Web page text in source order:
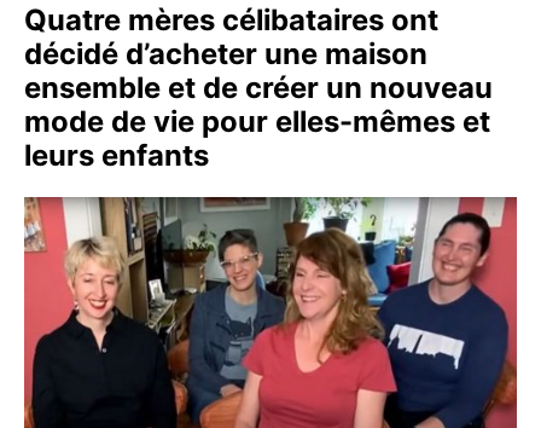
Quatre mères célibataires ont
décidé d’acheter une maison
ensemble et de créer un nouveau
mode de vie pour elles-mêmes et
leurs enfants